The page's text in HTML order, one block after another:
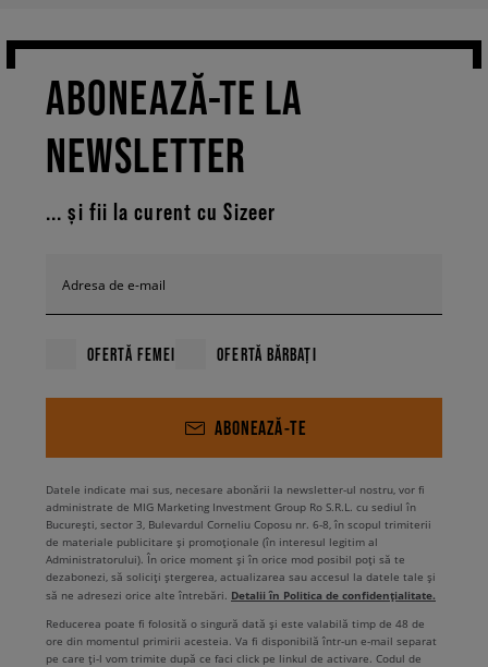
ABONEAZĂ-TE LA
NEWSLETTER
... și fii la curent cu Sizeer
Adresa de e-mail
OFERTĂ FEMEI OFERTĂ BĂRBAȚI
ABONEAZĂ-TE
Datele indicate mai sus, necesare abonării la newsletter-ul nostru, vor fi
administrate de MIG Marketing Investment Group Ro S.R.L. cu sediul în
București, sector 3, Bulevardul Corneliu Coposu nr. 6-8, în scopul trimiterii
de materiale publicitare și promoționale (în interesul legitim al
Administratorului). În orice moment și în orice mod posibil poți să te
dezabonezi, să soliciți ștergerea, actualizarea sau accesul la datele tale și
să ne adresezi orice alte întrebări. Detalii în Politica de confidențialitate.
Reducerea poate fi folosită o singură dată și este valabilă timp de 48 de
ore din momentul primirii acesteia. Va fi disponibilă într-un e-mail separat
pe care ți-l vom trimite după ce faci click pe linkul de activare. Codul de